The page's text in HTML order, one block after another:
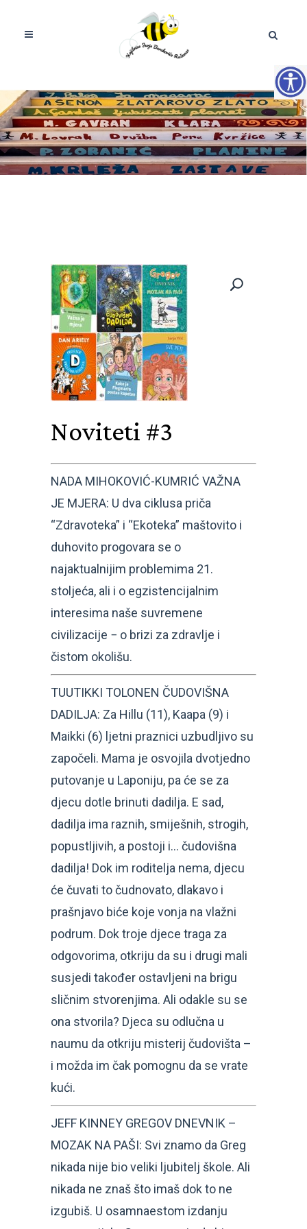
Noviteti #3
NADA MIHOKOVIĆ-KUMRIĆ VAŽNA
JE MJERA: U dva ciklusa priča
“Zdravoteka” i “Ekoteka” maštovito i
duhovito progovara se o
najaktualnijim problemima 21.
stoljeća, ali i o egzistencijalnim
interesima naše suvremene
civilizacije − o brizi za zdravlje i
čistom okolišu.
TUUTIKKI TOLONEN ČUDOVIŠNA
DADILJA: Za Hillu (11), Kaapa (9) i
Maikki (6) ljetni praznici uzbudljivo su
započeli. Mama je osvojila dvotjedno
putovanje u Laponiju, pa će se za
djecu dotle brinuti dadilja. E sad,
dadilja ima raznih, smiješnih, strogih,
popustljivih, a postoji i… čudovišna
dadilja! Dok im roditelja nema, djecu
će čuvati to čudnovato, dlakavo i
prašnjavo biće koje vonja na vlažni
podrum. Dok troje djece traga za
odgovorima, otkriju da su i drugi mali
susjedi također ostavljeni na brigu
sličnim stvorenjima. Ali odakle su se
ona stvorila? Djeca su odlučna u
naumu da otkriju misterij čudovišta –
i možda im čak pomognu da se vrate
kući.
JEFF KINNEY GREGOV DNEVNIK –
MOZAK NA PAŠI: Svi znamo da Greg
nikada nije bio veliki ljubitelj škole. Ali
nikada ne znaš što imaš dok to ne
izgubiš. U osamnaestom izdanju